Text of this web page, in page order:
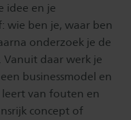
idee en je
wie ben je, waar ben
onderzoek je de
Vanuit daar werk je
businessmodel en
van fouten en
concept of